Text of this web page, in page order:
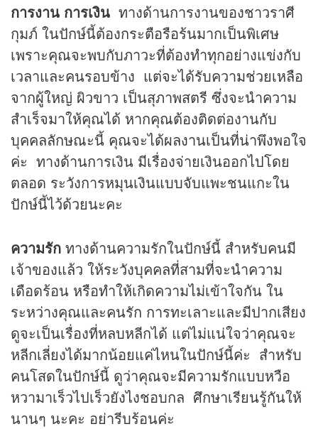
การงาน การเงิน ทางด้านการงานของชาวราศี
กุมภ์ ในปักษ์นี้ต้องกระตือรือร้นมากเป็นพิเศษ
เพราะคุณจะพบกับภาวะที่ต้องทำทุกอย่างแข่งกับ
เวลาและคนรอบข้าง แต่จะได้รับความช่วยเหลือ
จากผู้ใหญ่ ผิวขาว เป็นสุภาพสตรี ซึ่งจะนำความ
สำเร็จมาให้คุณได้ หากคุณต้องติดต่องานกับ
บุคคลลักษณะนี้ คุณจะได้ผลงานเป็นที่น่าพึงพอใจ
ค่ะ ทางด้านการเงิน มีเรื่องจ่ายเงินออกไปโดย
ตลอด ระวังการหมุนเงินแบบจับแพะชนแกะใน
ปักษ์นี้ไว้ด้วยนะคะ
ความรัก ทางด้านความรักในปักษ์นี้ สำหรับคนมี
เจ้าของแล้ว ให้ระวังบุคคลที่สามที่จะนำความ
เดือดร้อน หรือทำให้เกิดความไม่เข้าใจกัน ใน
ระหว่างคุณและคนรัก การทะเลาะและมีปากเสียง
ดูจะเป็นเรื่องที่หลบหลีกได้ แต่ไม่แน่ใจว่าคุณจะ
หลีกเลี่ยงได้มากน้อยแค่ไหนในปักษ์นี้ค่ะ สำหรับ
คนโสดในปักษ์นี้ ดูว่าคุณจะมีความรักแบบหวือ
หวามาเร็วไปเร็วยังไงชอบกล ศึกษาเรียนรู้กันให้
นานๆ นะคะ อย่ารีบร้อนค่ะ